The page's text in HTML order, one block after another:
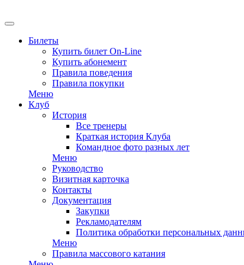
Билеты
Купить билет On-Line
Купить абонемент
Правила поведения
Правила покупки
Меню
Клуб
История
Все тренеры
Краткая история Клуба
Командное фото разных лет
Меню
Руководство
Визитная карточка
Контакты
Документация
Закупки
Рекламодателям
Политика обработки персональных
Меню
Правила массового катания